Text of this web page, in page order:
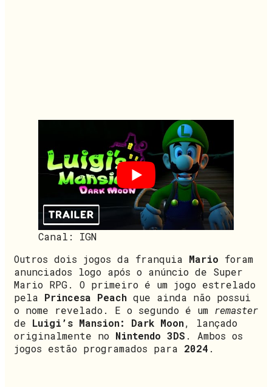
Canal: IGN
Outros dois jogos da franquia Mario foram
anunciados logo após o anúncio de Super
Mario RPG. O primeiro é um jogo estrelado
pela Princesa Peach que ainda não possui
o nome revelado. E o segundo é um remaster
de Luigi’s Mansion: Dark Moon, lançado
originalmente no Nintendo 3DS . Ambos os
jogos estão programados para 2024 .